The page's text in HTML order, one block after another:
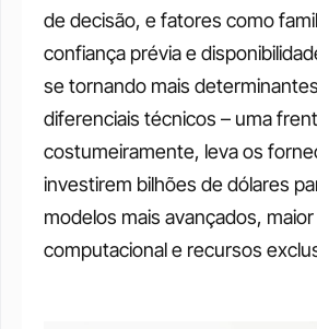
de decisão, e fatores como
confiança prévia e
se tornando mais
diferenciais técnicos – uma
costumeiramente, leva os
investirem bilhões de dólares
modelos mais avançados,
computacional e recursos